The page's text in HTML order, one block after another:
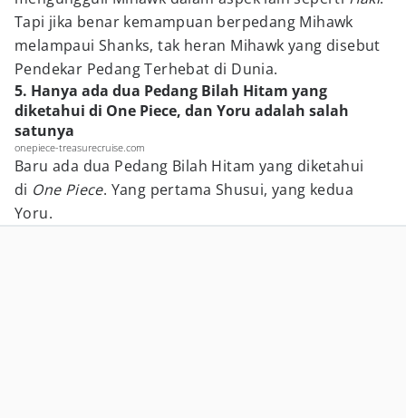
Tapi jika benar kemampuan berpedang Mihawk
melampaui Shanks, tak heran Mihawk yang disebut
Pendekar Pedang Terhebat di Dunia.
5. Hanya ada dua Pedang Bilah Hitam yang
diketahui di One Piece, dan Yoru adalah salah
satunya
onepiece-treasurecruise.com
Baru ada dua Pedang Bilah Hitam yang diketahui
di One Piece. Yang pertama Shusui, yang kedua
Yoru.